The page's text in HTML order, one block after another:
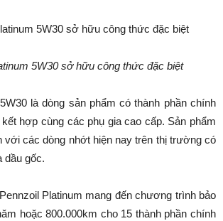
5W30 sở hữu công thức đặc biệt
là dòng sản phẩm có thành phần chính
hợp cùng các phụ gia cao cấp. Sản phẩm
với các dòng nhớt hiện nay trên thị trường có
dầu gốc.
Platinum mang đến chương trình bảo
hoặc 800.000km cho 15 thành phần chính